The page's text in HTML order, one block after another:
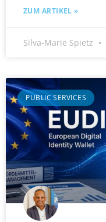
ZUM ARTIKEL »
Silva-Marie Spietz
PUBLIC SERVICES